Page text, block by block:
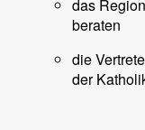
das
beraten
die
der